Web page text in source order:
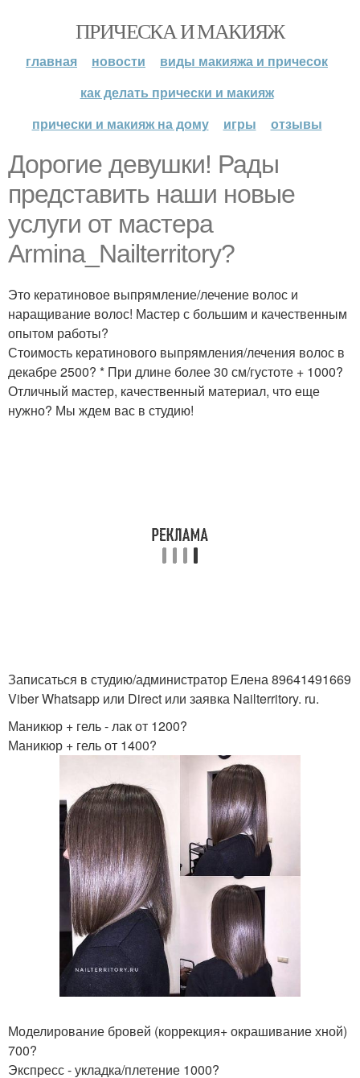
ПРИЧЕСКА И МАКИЯЖ
главная новости
виды макияжа и причесок
как делать прически и макияж
прически и макияж на дому
игры отзывы
Дорогие девушки! Рады
представить наши новые
услуги от мастера
Armina_Nailterritory?
Это кератиновое выпрямление/лечение волос и
наращивание волос! Мастер с большим и качественным
опытом работы?
Стоимость кератинового выпрямления/лечения волос в
декабре 2500? * При длине более 30 см/густоте + 1000?
Отличный мастер, качественный материал, что еще
нужно? Мы ждем вас в студию!
Записаться в студию/администратор Елена 89641491669
Viber Whatsapp или Direct или заявка Nailterritory. ru.
Маникюр + гель - лак от 1200?
Маникюр + гель от 1400?
Моделирование бровей (коррекция+ окрашивание хной)
700?
Экспресс - укладка/плетение 1000?